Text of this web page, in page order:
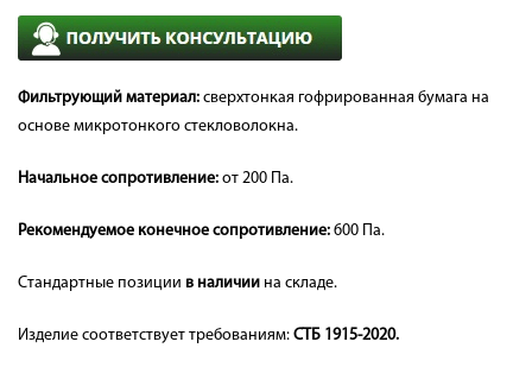
Фильтрующий материал: сверхтонкая гофрированная бумага на
основе микротонкого стекловолокна.
Начальное сопротивление: от 200 Па.
Рекомендуемое конечное сопротивление: 600 Па.
Стандартные позиции в наличии на складе.
Изделие соответствует требованиям: СТБ 1915-2020.